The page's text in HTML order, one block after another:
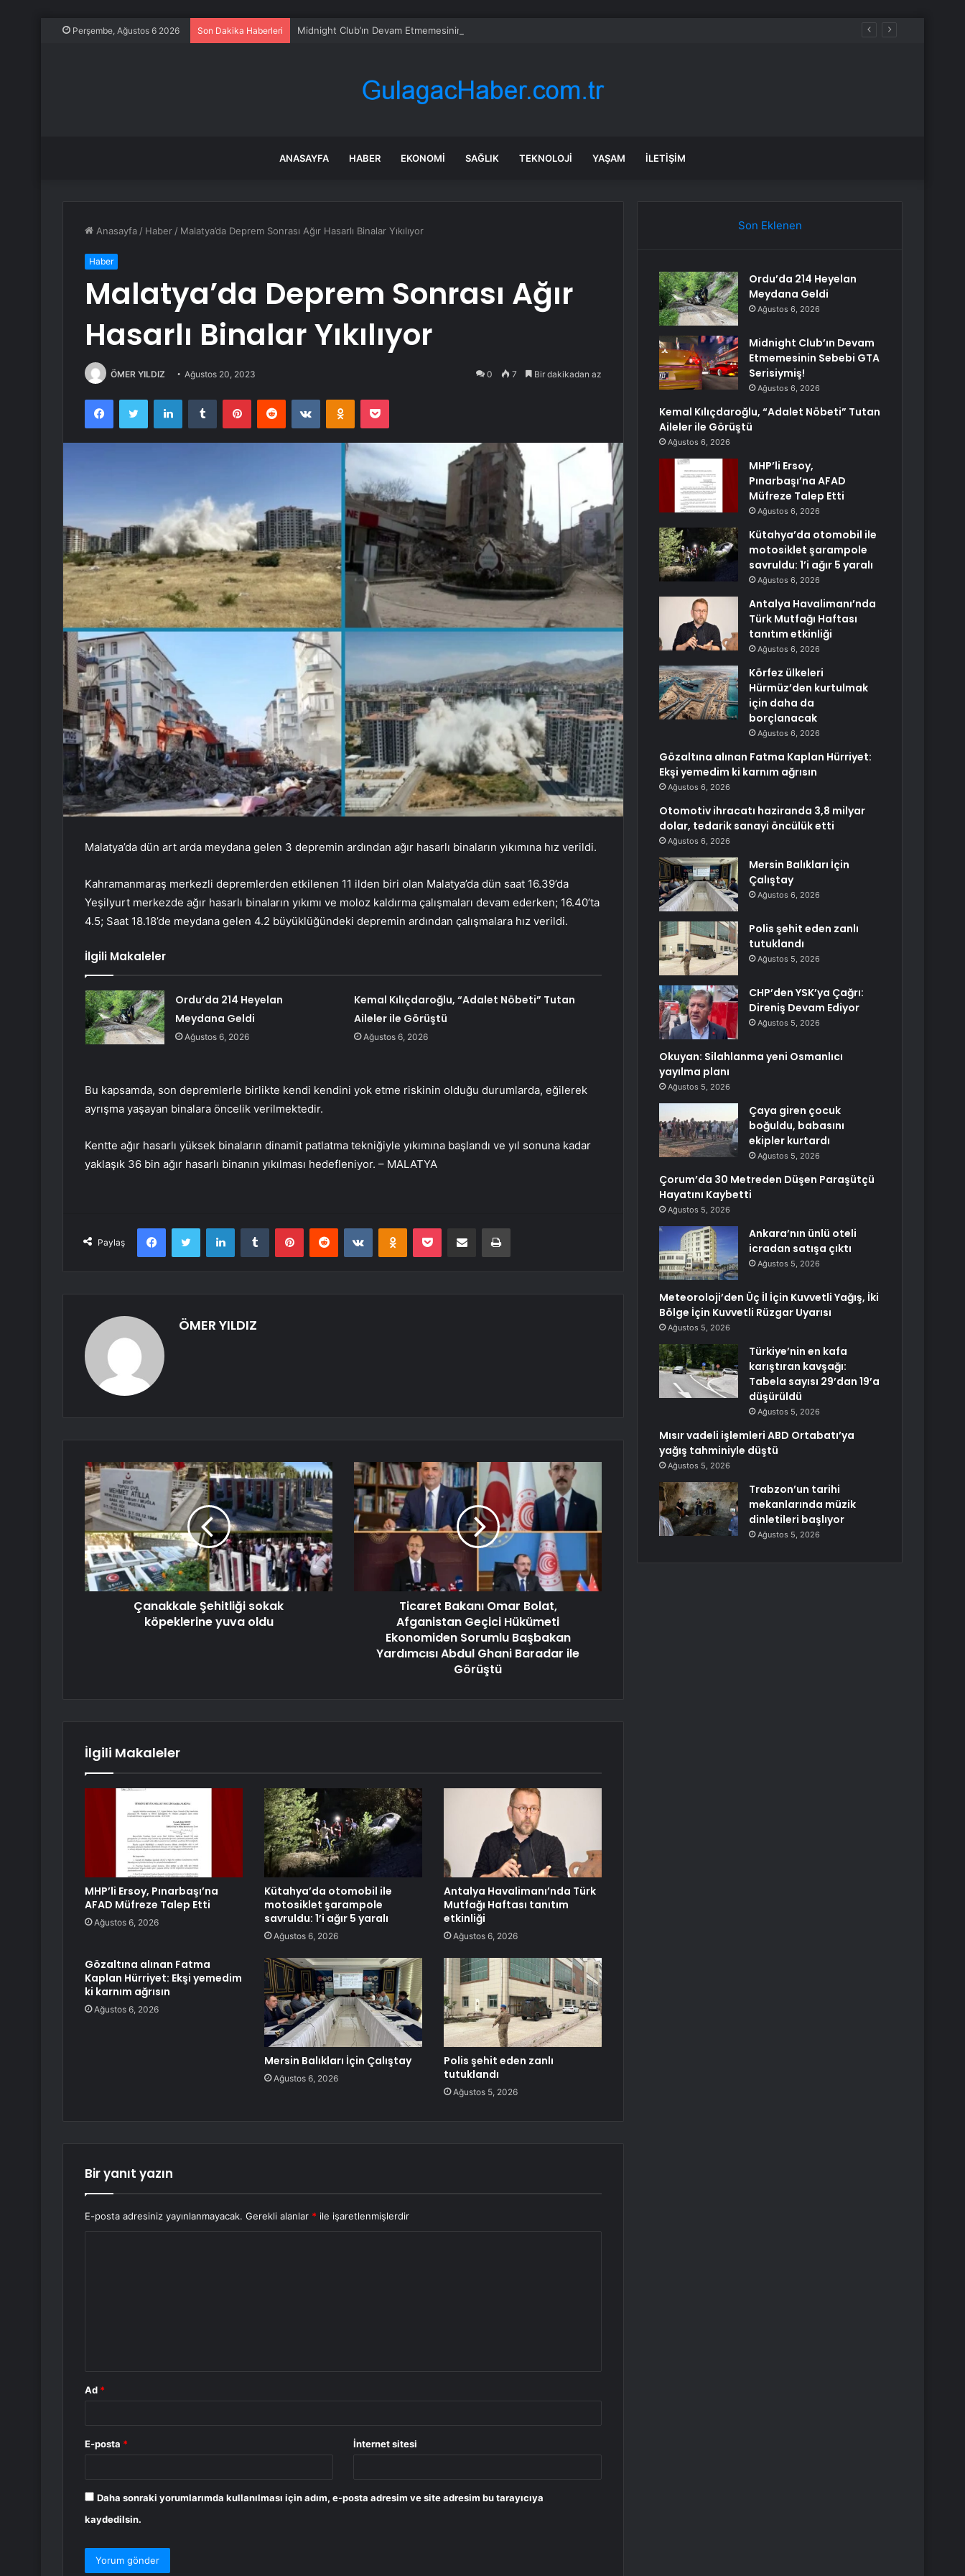
Perşembe, Ağustos 6 2026 Son Dakika Haberleri Midnight Club’ın Devam Etmemesinin Sebebi GTA Serisiymiş!
ANASAYFA HABER EKONOMI SAĞLIK TEKNOLOJI YAŞAM İLETIŞIM
Anasayfa / Haber / Malatya’da Deprem Sonrası Ağır Hasarlı Binalar Yıkılıyor
Haber
Malatya’da Deprem Sonrası Ağır
Hasarlı Binalar Yıkılıyor
ÖMER YILDIZ Ağustos 20, 2023 0 7 Bir dakikadan az
FacebookTwitter LinkedInTumblr PinterestReddit VKontakteOdnoklassniki
Pocket
Malatya’da dün art arda meydana gelen 3 depremin ardından ağır hasarlı binaların yıkımına hız verildi.
Kahramanmaraş merkezli depremlerden etkilenen 11 ilden biri olan Malatya’da dün saat 16.39’da
Yeşilyurt merkezde ağır hasarlı binaların yıkımı ve moloz kaldırma çalışmaları devam ederken; 16.40’ta
4.5; Saat 18.18’de meydana gelen 4.2 büyüklüğündeki depremin ardından çalışmalara hız verildi.
İlgili Makaleler
Ordu’da 214 Heyelan
Meydana Geldi
Ağustos 6, 2026
Kemal Kılıçdaroğlu, “Adalet Nöbeti” Tutan
Aileler ile Görüştü
Ağustos 6, 2026
Bu kapsamda, son depremlerle birlikte kendi kendini yok etme riskinin olduğu durumlarda, eğilerek
ayrışma yaşayan binalara öncelik verilmektedir.
Kentte ağır hasarlı yüksek binaların dinamit patlatma tekniğiyle yıkımına başlandı ve yıl sonuna kadar
yaklaşık 36 bin ağır hasarlı binanın yıkılması hedefleniyor. – MALATYA
Paylaş
FacebookTwitter LinkedInTumblr PinterestReddit VKontakteOdnoklassniki
Pocket E-Posta ile paylaş Yazdır
ÖMER YILDIZ
Çanakkale Şehitliği sokak
köpeklerine yuva oldu
Ticaret Bakanı Omar Bolat,
Afganistan Geçici Hükümeti
Ekonomiden Sorumlu Başbakan
Yardımcısı Abdul Ghani Baradar ile
Görüştü
İlgili Makaleler
MHP’li Ersoy, Pınarbaşı’na
AFAD Müfreze Talep Etti
Ağustos 6, 2026
Kütahya’da otomobil ile
motosiklet şarampole
savruldu: 1’i ağır 5 yaralı
Ağustos 6, 2026
Antalya Havalimanı’nda Türk
Mutfağı Haftası tanıtım
etkinliği
Ağustos 6, 2026
Gözaltına alınan Fatma
Kaplan Hürriyet: Ekşi yemedim
ki karnım ağrısın
Ağustos 6, 2026
Mersin Balıkları İçin Çalıştay
Ağustos 6, 2026
Polis şehit eden zanlı
tutuklandı
Ağustos 5, 2026
Bir yanıt yazın
E-posta adresiniz yayınlanmayacak. Gerekli alanlar * ile işaretlenmişlerdir
Ad *
E-posta * İnternet sitesi
Daha sonraki yorumlarımda kullanılması için adım, e-posta adresim ve site adresim bu tarayıcıya
kaydedilsin.
Son Eklenen
Ordu’da 214 Heyelan
Meydana Geldi
Ağustos 6, 2026
Midnight Club’ın Devam
Etmemesinin Sebebi GTA
Serisiymiş!
Ağustos 6, 2026
Kemal Kılıçdaroğlu, “Adalet Nöbeti” Tutan
Aileler ile Görüştü
Ağustos 6, 2026
MHP’li Ersoy,
Pınarbaşı’na AFAD
Müfreze Talep Etti
Ağustos 6, 2026
Kütahya’da otomobil ile
motosiklet şarampole
savruldu: 1’i ağır 5 yaralı
Ağustos 6, 2026
Antalya Havalimanı’nda
Türk Mutfağı Haftası
tanıtım etkinliği
Ağustos 6, 2026
Körfez ülkeleri
Hürmüz’den kurtulmak
için daha da
borçlanacak
Ağustos 6, 2026
Gözaltına alınan Fatma Kaplan Hürriyet:
Ekşi yemedim ki karnım ağrısın
Ağustos 6, 2026
Otomotiv ihracatı haziranda 3,8 milyar
dolar, tedarik sanayi öncülük etti
Ağustos 6, 2026
Mersin Balıkları İçin
Çalıştay
Ağustos 6, 2026
Polis şehit eden zanlı
tutuklandı
Ağustos 5, 2026
CHP’den YSK’ya Çağrı:
Direniş Devam Ediyor
Ağustos 5, 2026
Okuyan: Silahlanma yeni Osmanlıcı
yayılma planı
Ağustos 5, 2026
Çaya giren çocuk
boğuldu, babasını
ekipler kurtardı
Ağustos 5, 2026
Çorum’da 30 Metreden Düşen Paraşütçü
Hayatını Kaybetti
Ağustos 5, 2026
Ankara’nın ünlü oteli
icradan satışa çıktı
Ağustos 5, 2026
Meteoroloji’den Üç İl İçin Kuvvetli Yağış, İki
Bölge İçin Kuvvetli Rüzgar Uyarısı
Ağustos 5, 2026
Türkiye’nin en kafa
karıştıran kavşağı:
Tabela sayısı 29’dan 19’a
düşürüldü
Ağustos 5, 2026
Mısır vadeli işlemleri ABD Ortabatı’ya
yağış tahminiyle düştü
Ağustos 5, 2026
Trabzon’un tarihi
mekanlarında müzik
dinletileri başlıyor
Ağustos 5, 2026